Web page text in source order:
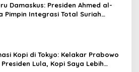
Damaskus: Presiden Ahmed al-
Pimpin Integrasi Total Suriah
Kopi di Tokyo: Kelakar Prabowo
Lula, Kopi Saya Lebih